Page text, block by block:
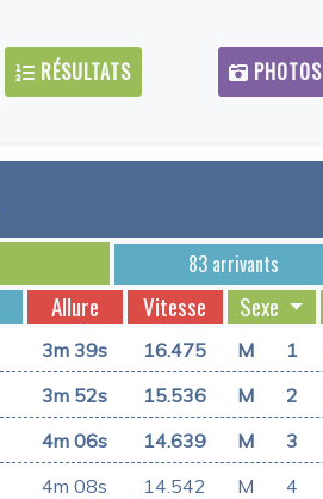
RÉSULTATS PHOTOS
83 arrivants
Allure Vitesse Sexe
3m 39s 16.475 M 1
3m 52s 15.536 M 2
4m 06s 14.639 M 3
4m 08s 14.542 M 4